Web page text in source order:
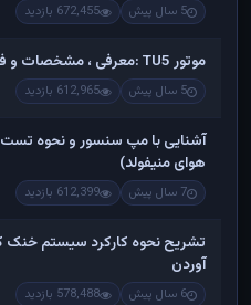
5 سال پیش 672,455 بازدید
موتور TU5 :معرفی ، مشخصات و فیلم کامل تشریح اجزاء و باز کردن
5 سال پیش 612,965 بازدید
آشنایی با مپ سنسور و نحوه
هوای منیفولد)
7 سال پیش 612,399 بازدید
تشریح نحوه کارکرد سیستم خنک
آوردن
6 سال پیش 578,488 بازدید